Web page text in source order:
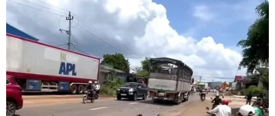
tập viên NoW
20/07/2011 14:24
Rupert Murdoch nói những gì trước
quốc hội Anh?
20/07/2011 02:46